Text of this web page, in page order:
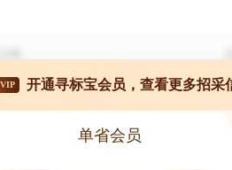
VIP 开通寻标宝会员，查看更多招采
单省会员